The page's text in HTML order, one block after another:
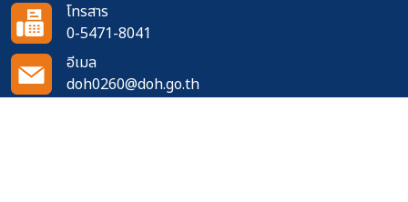
โทรสาร
0-5471-8041
อีเมล
doh0260@doh.go.th